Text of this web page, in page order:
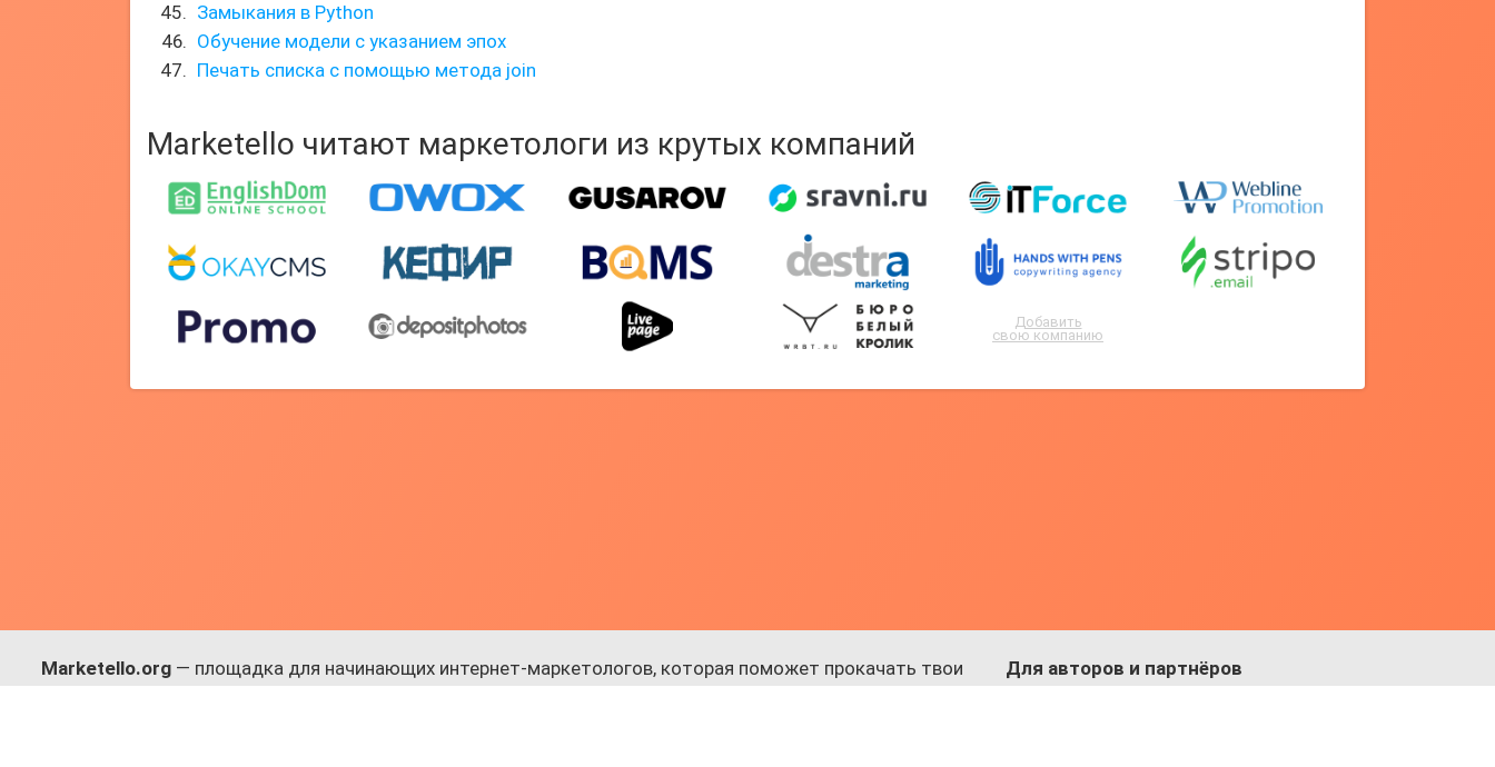
Замыкания в Python
Обучение модели с указанием эпох
Печать списка с помощью метода join
Marketello читают маркетологи из крутых компаний
Добавить
свою компанию
Marketello.org — площадка для начинающих интернет-маркетологов, которая поможет прокачать твои
Для авторов и партнёров